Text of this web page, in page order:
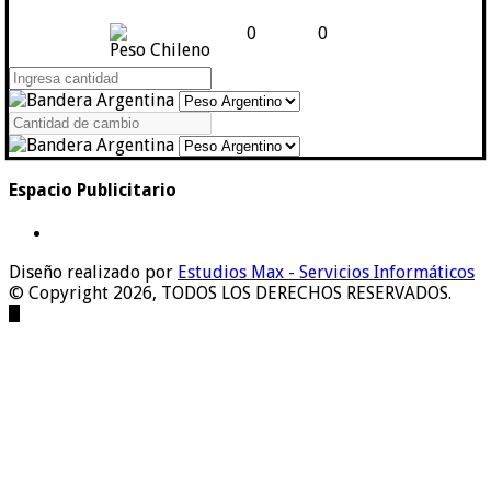
Peso Chileno
0 0
Espacio Publicitario
Diseño realizado por Estudios Max - Servicios Informáticos
© Copyright 2026, TODOS LOS DERECHOS RESERVADOS.